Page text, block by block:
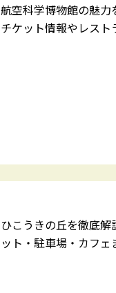
航空科学博物館の魅力
チケット情報やレスト
ひこうきの丘を徹底解
ット・駐車場・カフ